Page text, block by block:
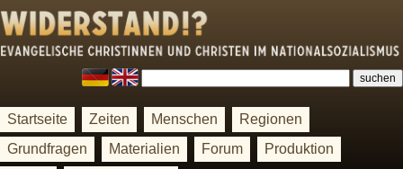
Startseite Zeiten Menschen
Regionen
Grundfragen
Materialien Forum
Produktion